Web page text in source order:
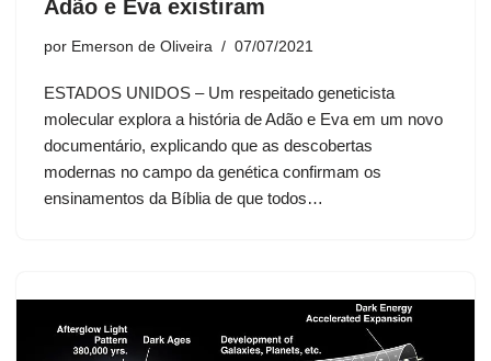
Adão e Eva existiram
por Emerson de Oliveira 07/07/2021
ESTADOS UNIDOS – Um respeitado geneticista
molecular explora a história de Adão e Eva em um novo
documentário, explicando que as descobertas
modernas no campo da genética confirmam os
ensinamentos da Bíblia de que todos…